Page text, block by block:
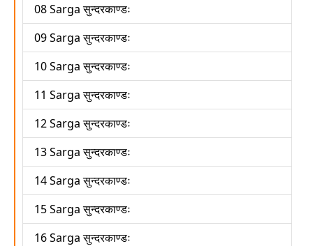
08 Sarga सुन्दरकाण्डः
09 Sarga सुन्दरकाण्डः
10 Sarga सुन्दरकाण्डः
11 Sarga सुन्दरकाण्डः
12 Sarga सुन्दरकाण्डः
13 Sarga सुन्दरकाण्डः
14 Sarga सुन्दरकाण्डः
15 Sarga सुन्दरकाण्डः
16 Sarga सुन्दरकाण्डः